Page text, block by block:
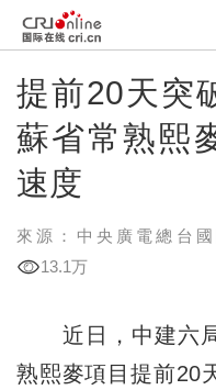
提前20天突
蘇省常熟熙
速度
來源：中央廣電總台
13.1万
近日，中建六局
熟熙麥項目提前20